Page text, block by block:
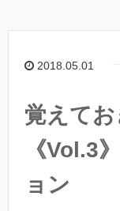
2018.05.01
覚えてお
《Vol.3
ョン